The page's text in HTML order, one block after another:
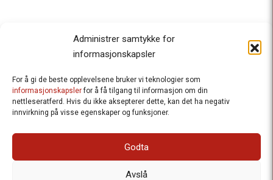
Administrer samtykke for
informasjonskapsler
For å gi de beste opplevelsene bruker vi teknologier som
informasjonskapslerfor å få tilgang til informasjon om din
nettleseratferd. Hvis du ikke aksepterer dette, kan det ha negativ
innvirkning på visse egenskaper og funksjoner.
Godta
Avslå
Besteforeldrenes klimaaksjon
Ansvarlig redaktør
: Halfdan Wiik |
: Postboks 1231 Vika, 0110 Oslo.